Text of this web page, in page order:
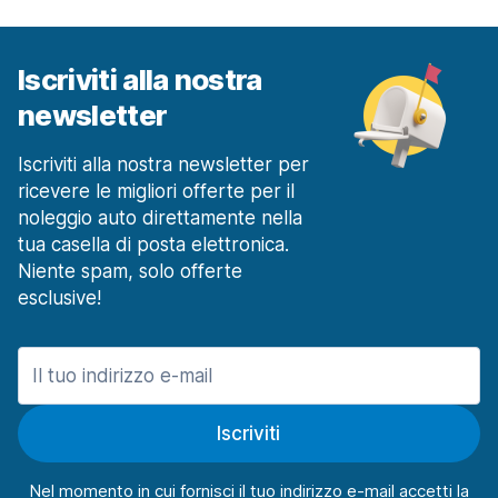
a partire da 45,51 € al giorno
Milano Stazione Ferroviaria Centrale
a partire da 21,28 € al giorno
Milano Stazione Ferroviaria Rogoredo
a partire da 27,32 € al giorno
Modena
106 offerte in 3 sedi
Modena Stazione Ferroviaria
a partire da 38,79 € al giorno
Napoli
1127 offerte in 15 sedi
a partire da 61,70 € al giorno
a partire da 17,51 € al giorno
Iscriviti alla nostra
newsletter
Iscriviti alla nostra newsletter per
ricevere le migliori offerte per il
noleggio auto direttamente nella
tua casella di posta elettronica.
Niente spam, solo offerte
esclusive!
Iscriviti
Nel momento in cui fornisci il tuo indirizzo e-mail accetti la